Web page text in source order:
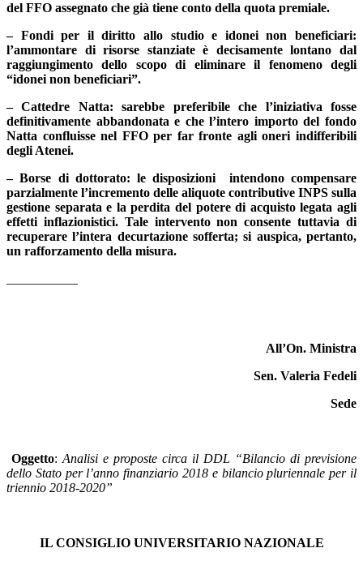
del FFO assegnato che già tiene conto della quota premiale.
– Fondi per il diritto allo studio e idonei non beneficiari:
l’ammontare di risorse stanziate è decisamente lontano dal
raggiungimento dello scopo di eliminare il fenomeno degli
“idonei non beneficiari”.
– Cattedre Natta: sarebbe preferibile che l’iniziativa fosse
definitivamente abbandonata e che l’intero importo del fondo
Natta confluisse nel FFO per far fronte agli oneri indifferibili
degli Atenei.
– Borse di dottorato: le disposizioni intendono compensare
parzialmente l’incremento delle aliquote contributive INPS sulla
gestione separata e la perdita del potere di acquisto legata agli
effetti inflazionistici. Tale intervento non consente tuttavia di
recuperare l’intera decurtazione sofferta; si auspica, pertanto,
un rafforzamento della misura.
All’On. Ministra
Sen. Valeria Fedeli
Sede
Oggetto: Analisi e proposte circa il DDL “Bilancio di previsione
dello Stato per l’anno finanziario 2018 e bilancio pluriennale per il
triennio 2018-2020”
IL CONSIGLIO UNIVERSITARIO NAZIONALE